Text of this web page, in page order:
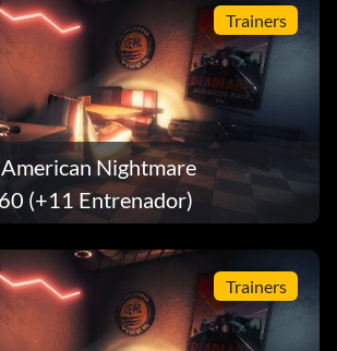
Trainers
Nightmare
(+11 Entrenador)
Trainers